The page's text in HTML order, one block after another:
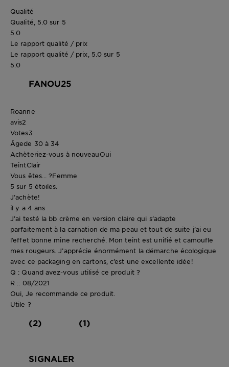
Qualité
Qualité, 5.0 sur 5
5.0
Le rapport qualité / prix
Le rapport qualité / prix, 5.0 sur 5
5.0
FANOU25
Roanne
avis2
Votes3
Âgede 30 à 34
Achèteriez-vous à nouveauOui
TeintClair
Vous êtes... ?Femme
5 sur 5 étoiles.
J’achète!
il y a 4 ans
J’ai testé la bb crème en version claire qui s’adapte
parfaitement à la carnation de ma peau et tout de suite j’ai eu
l’effet bonne mine recherché. Mon teint est unifié et camoufle
mes rougeurs. J’apprécie énormément la démarche écologique
avec ce packaging en cartons, c’est une excellente idée!
Q : Quand avez-vous utilisé ce produit ?
R :: 08/2021
Oui, Je recommande ce produit.
Utile ?
(2) (1)
SIGNALER